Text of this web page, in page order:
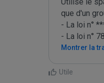
que d'un
- La loi n°
- La loi n°
Montrer la
Utile